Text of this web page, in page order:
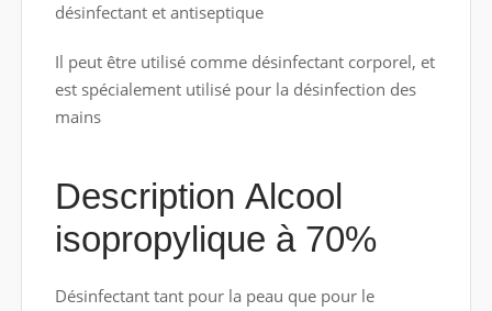
désinfectant et antiseptique
Il peut être utilisé comme désinfectant corporel, et
est spécialement utilisé pour la désinfection des
mains
Description Alcool
isopropylique à 70%
Désinfectant tant pour la peau que pour le